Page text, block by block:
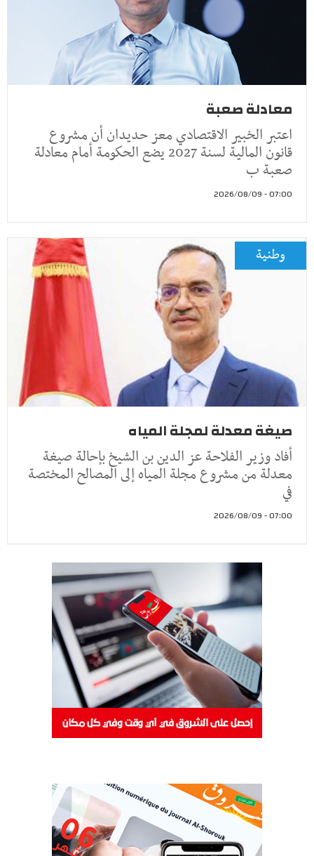
معادلة صعبة
اعتبر الخبير الاقتصادي معز حديدان أن مشروع
قانون المالية لسنة 2027 يضع الحكومة أمام معادلة
صعبة ب
07:00 - 2026/08/09
وطنية
صيغة معدلة لمجلة المياه
أفاد وزير الفلاحة عز الدين بن الشيخ بإحالة صيغة
معدلة من مشروع مجلة المياه إلى المصالح المختصة
في
07:00 - 2026/08/09